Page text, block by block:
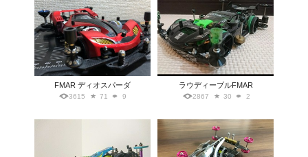
FMAR ディオスパーダ
3615 71 9
ラウディーブルFMAR
2867 30 2